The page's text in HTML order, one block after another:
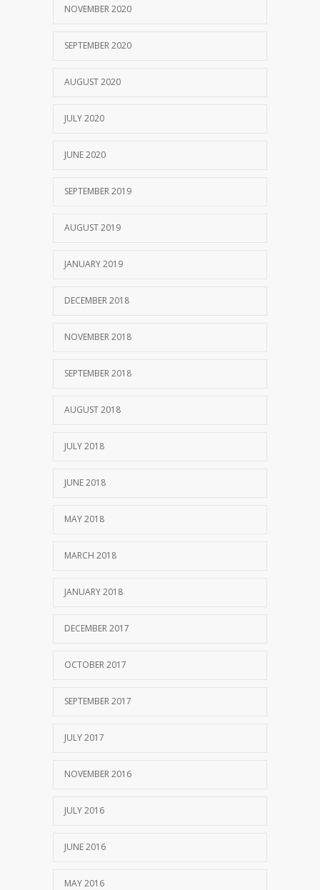
NOVEMBER 2020
SEPTEMBER 2020
AUGUST 2020
JULY 2020
JUNE 2020
SEPTEMBER 2019
AUGUST 2019
JANUARY 2019
DECEMBER 2018
NOVEMBER 2018
SEPTEMBER 2018
AUGUST 2018
JULY 2018
JUNE 2018
MAY 2018
MARCH 2018
JANUARY 2018
DECEMBER 2017
OCTOBER 2017
SEPTEMBER 2017
JULY 2017
NOVEMBER 2016
JULY 2016
JUNE 2016
MAY 2016